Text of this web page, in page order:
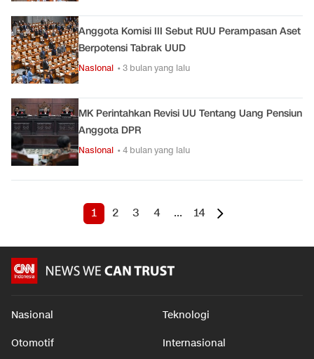
Anggota Komisi III Sebut RUU Perampasan Aset
Berpotensi Tabrak UUD
Nasional • 3 bulan yang lalu
MK Perintahkan Revisi UU Tentang Uang Pensiun
Anggota DPR
Nasional • 4 bulan yang lalu
1 2 3 4 ... 14
Nasional Teknologi
Otomotif Internasional